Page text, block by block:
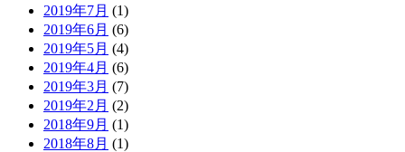
2019年7月 (1)
2019年6月 (6)
2019年5月 (4)
2019年4月 (6)
2019年3月 (7)
2019年2月 (2)
2018年9月 (1)
2018年8月 (1)